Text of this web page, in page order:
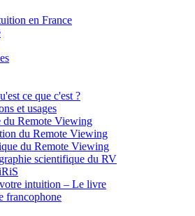
en France
ce que c'est ?
et usages
du Remote Viewing
du Remote Viewing
du Remote Viewing
scientifique du RV
intuition – Le livre
francophone